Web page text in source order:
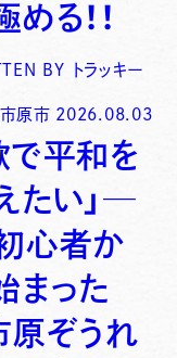
める！！
BY トラッキー
原市 2026.08.03
で平和を
たい」─
心者か
まった
原ぞうれ